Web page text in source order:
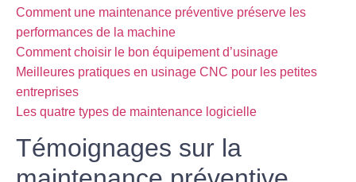
Comment une maintenance préventive préserve les
performances de la machine
Comment choisir le bon équipement d’usinage
Meilleures pratiques en usinage CNC pour les petites
entreprises
Les quatre types de maintenance logicielle
Témoignages sur la